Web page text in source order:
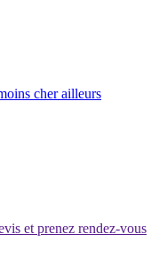
cher ailleurs
et prenez rendez-vous